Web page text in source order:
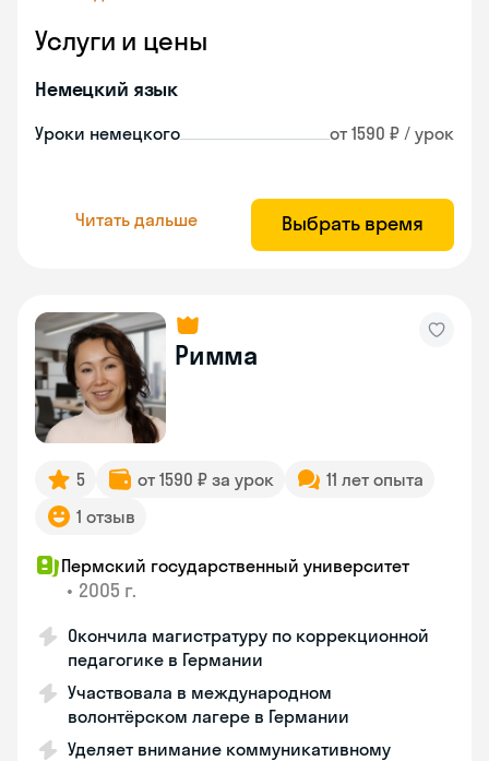
Услуги и цены
Немецкий язык
Уроки немецкого от 1590 ₽ / урок
Читать дальше Выбрать время
Римма
5 от 1590 ₽ за урок
11 лет опыта
1 отзыв
Пермский государственный университет
• 2005 г.
Окончила магистратуру по коррекционной
педагогике в Германии
Участвовала в международном
волонтёрском лагере в Германии
Уделяет внимание коммуникативному